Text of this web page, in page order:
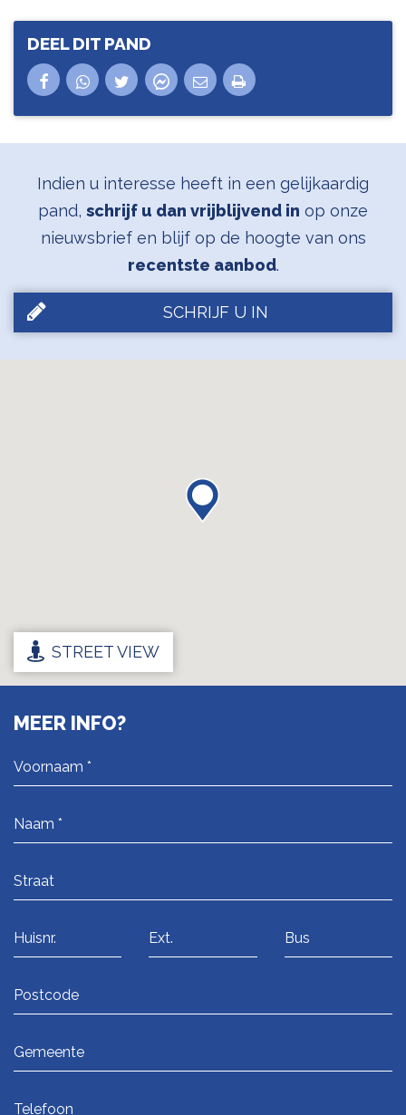
DEEL DIT PAND
Indien u interesse heeft in een gelijkaardig
pand, schrijf u dan vrijblijvend in op onze
nieuwsbrief en blijf op de hoogte van ons
recentste aanbod.
SCHRIJF U IN
STREET VIEW
MEER INFO?